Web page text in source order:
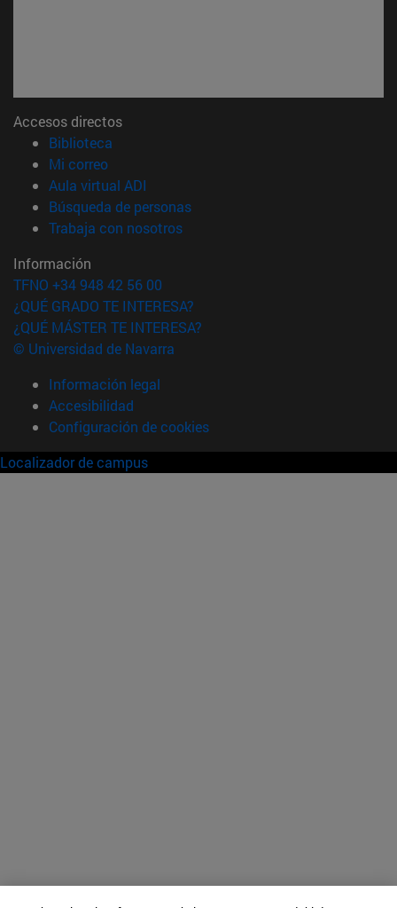
Accesos directos
Biblioteca
Mi correo(abre en nueva ventana)
Aula virtual ADI
Búsqueda de personas(abre en nueva ventana)
Trabaja con nosotros(abre en nueva ventana)
Información
TFNO +34 948 42 56 00
¿QUÉ GRADO TE INTERESA?
¿QUÉ MÁSTER TE INTERESA?
© Universidad de Navarra
Información legal
Accesibilidad
Configuración de cookies
Localizador de campus